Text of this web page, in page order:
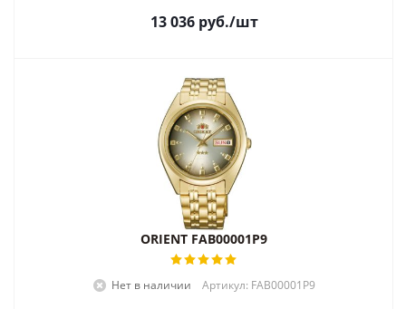
13 036руб./шт
ORIENT FAB00001P9
Нет в наличии Артикул: FAB00001P9